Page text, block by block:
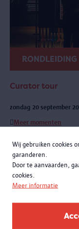
Wij gebruiken cookies
garanderen.
Door te aanvaarden,
cookies.
Meer informatie
RONDLEIDING
Curator tour
zondag 20 september
Meer momenten
Een exclusieve
Francken. Je leert niet
objecten kennen, maar
samenwerking met het